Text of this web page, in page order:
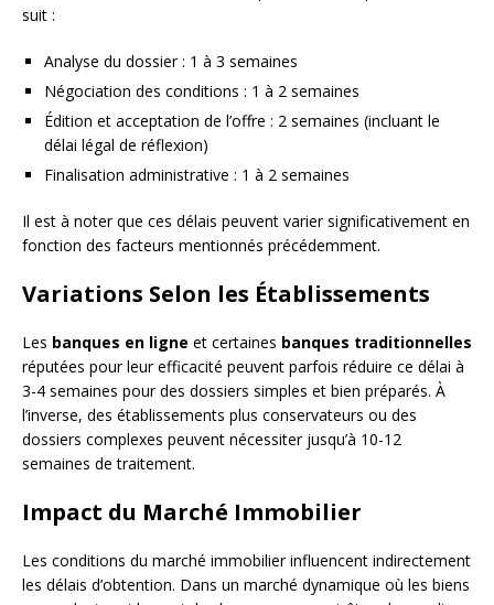
suit :
Analyse du dossier : 1 à 3 semaines
Négociation des conditions : 1 à 2 semaines
Édition et acceptation de l’offre : 2 semaines (incluant le
délai légal de réflexion)
Finalisation administrative : 1 à 2 semaines
Il est à noter que ces délais peuvent varier significativement en
fonction des facteurs mentionnés précédemment.
Variations Selon les Établissements
Les banques en ligne et certaines banques traditionnelles
réputées pour leur efficacité peuvent parfois réduire ce délai à
3-4 semaines pour des dossiers simples et bien préparés. À
l’inverse, des établissements plus conservateurs ou des
dossiers complexes peuvent nécessiter jusqu’à 10-12
semaines de traitement.
Impact du Marché Immobilier
Les conditions du marché immobilier influencent indirectement
les délais d’obtention. Dans un marché dynamique où les biens